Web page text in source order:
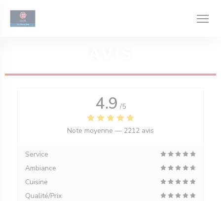
4.9 /5
Note moyenne — 2212 avis
Service
Ambiance
Cuisine
Qualité/Prix